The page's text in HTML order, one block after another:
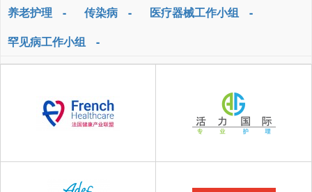
养老护理
传染病
医疗器械工作小组
罕见病工作小组